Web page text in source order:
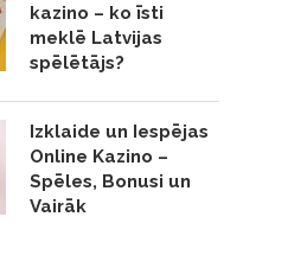
kazino – ko īsti
meklē Latvijas
spēlētājs?
Izklaide un Iespējas
Online Kazino –
Spēles, Bonusi un
Vairāk